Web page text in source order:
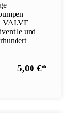
VALVE
und
5,00 €*